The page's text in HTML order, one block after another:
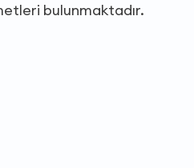
bulunmaktadır.